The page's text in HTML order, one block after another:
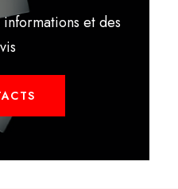
et des